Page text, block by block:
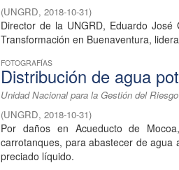
(UNGRD,2018-10-31)
Director de la UNGRD, Eduardo
Transformación en Buenaventura,
FOTOGRAFÍAS
Distribución de agua
Unidad Nacional para la Gestión del
(UNGRD,2018-10-31)
Por daños en Acueducto de
carrotanques, para abastecer de
preciado líquido.